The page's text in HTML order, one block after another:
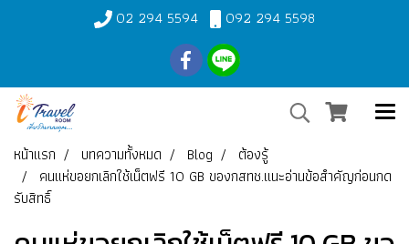
02 294 5594 092 294 5598
หน้าแรก บทความทั้งหมด Blog
ต้องรู้
คนแห่ขอยกเลิกใช้เน็ตฟรี 10 GB ของกสทช.แนะอ่านข้อสำคัญก่อนกด
รับสิทธิ์